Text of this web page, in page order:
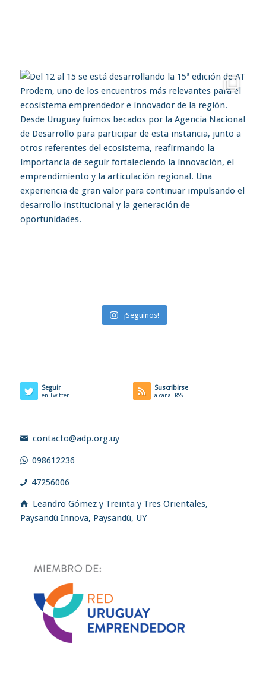
¡Seguinos!
Seguir
en Twitter
Suscribirse
a canal RSS
contacto@adp.org.uy
098612236
47256006
Leandro Gómez y Treinta y Tres Orientales,
Paysandú Innova, Paysandú, UY